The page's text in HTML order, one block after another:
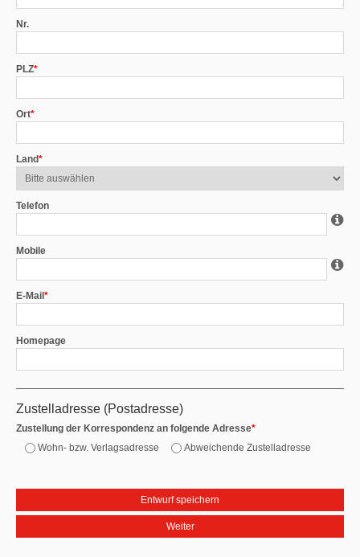
Nr.
PLZ*
Ort*
Land*
Telefon
Mobile
E-Mail *
Homepage
Zustelladresse (Postadresse)
Zustellung der Korrespondenz an folgende Adresse*
Wohn- bzw. Verlagsadresse
Abweichende Zustelladresse
Entwurf speichern
Weiter